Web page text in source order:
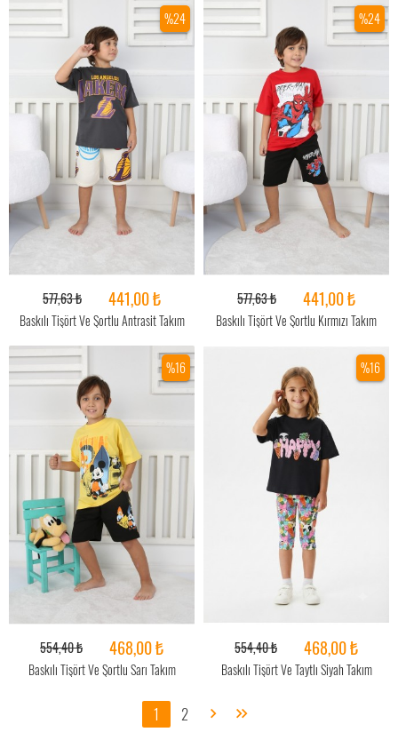
%24
577,63 ₺ 441,00 ₺
Baskılı Tişört Ve Şortlu Antrasit Takım
%24
577,63 ₺ 441,00 ₺
Baskılı Tişört Ve Şortlu Kırmızı Takım
%16
554,40 ₺ 468,00 ₺
Baskılı Tişört Ve Şortlu Sarı Takım
%16
554,40 ₺ 468,00 ₺
Baskılı Tişört Ve Taytlı Siyah Takım
1 2